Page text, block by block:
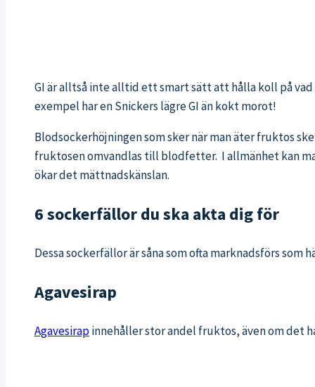
GI är alltså inte alltid ett smart sätt att hålla koll på
exempel har en Snickers lägre GI än kokt morot!
Blodsockerhöjningen som sker när man äter fruktos
fruktosen omvandlas till blodfetter. I allmänhet kan
ökar det mättnadskänslan.
6 sockerfällor du ska akta dig för
Dessa sockerfällor är såna som ofta marknadsförs som
Agavesirap
Agavesirapinnehåller stor andel fruktos, även om det